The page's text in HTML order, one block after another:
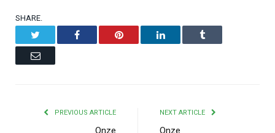
SHARE.
Facebook Pinterest LinkedIn Tumblr
Email
PREVIOUS ARTICLE
Onze
NEXT ARTICLE
Onze